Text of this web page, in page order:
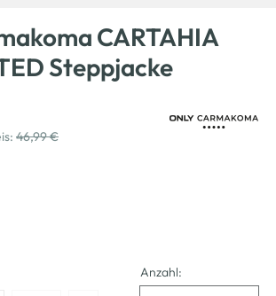
CARTAHIA
Steppjacke
46,99 €
Anzahl: